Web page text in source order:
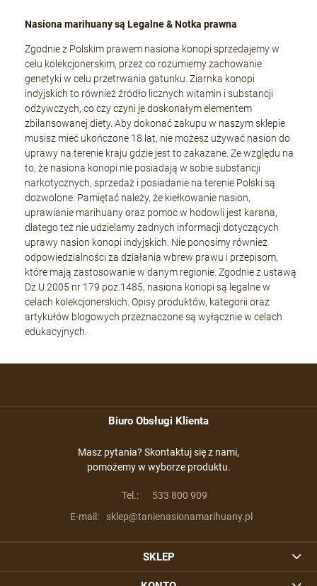
Nasiona marihuany są Legalne & Notka prawna
Zgodnie z Polskim prawem nasiona konopi sprzedajemy w
celu kolekcjonerskim, przez co rozumiemy zachowanie
genetyki w celu przetrwania gatunku. Ziarnka konopi
indyjskich to również źródło licznych witamin i substancji
odżywczych, co czy czyni je doskonałym elementem
zbilansowanej diety. Aby dokonać zakupu w naszym sklepie
musisz mieć ukończone 18 lat, nie możesz używać nasion do
uprawy na terenie kraju gdzie jest to zakazane. Ze względu na
to, że nasiona konopi nie posiadają w sobie substancji
narkotycznych, sprzedaż i posiadanie na terenie Polski są
dozwolone. Pamiętać należy, że kiełkowanie nasion,
uprawianie marihuany oraz pomoc w hodowli jest karana,
dlatego też nie udzielamy żadnych informacji dotyczących
uprawy nasion konopi indyjskich. Nie ponosimy również
odpowiedzialności za działania wbrew prawu i przepisom,
które mają zastosowanie w danym regionie. Zgodnie z ustawą
Dz.U.2005 nr 179 poz.1485, nasiona konopi są legalne w
celach kolekcjonerskich. Opisy produktów, kategorii oraz
artykułów blogowych przeznaczone są wyłącznie w celach
edukacyjnych.
Biuro Obsługi Klienta
Masz pytania? Skontaktuj się z nami,
pomożemy w wyborze produktu.
Tel.:
533 800 909
E-mail:
sklep@tanienasionamarihuany.pl
SKLEP